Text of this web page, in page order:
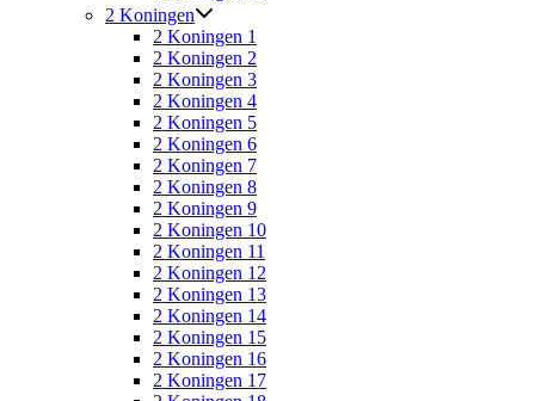
2 Koningen
2 Koningen 1
2 Koningen 2
2 Koningen 3
2 Koningen 4
2 Koningen 5
2 Koningen 6
2 Koningen 7
2 Koningen 8
2 Koningen 9
2 Koningen 10
2 Koningen 11
2 Koningen 12
2 Koningen 13
2 Koningen 14
2 Koningen 15
2 Koningen 16
2 Koningen 17